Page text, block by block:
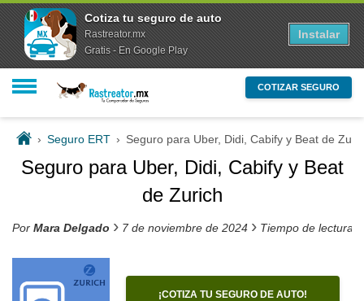
COTIZAR SEGURO
› Seguro ERT › Seguro para Uber, Didi, Cabify y Beat de
Seguro para Uber, Didi, Cabify y Beat
de Zurich
Por Mara Delgado › 7 de noviembre de 2024 › Tiempo de lectura
¡COTIZA TU SEGURO DE AUTO!
Cotiza tu seguro de auto
Rastreator.mx
Gratis - En Google Play
Instalar